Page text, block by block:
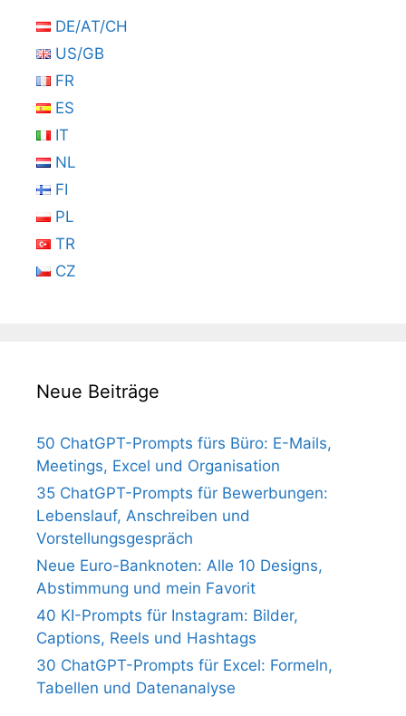
DE/AT/CH
US/GB
FR
ES
IT
NL
FI
PL
TR
CZ
Neue Beiträge
50 ChatGPT-Prompts fürs Büro: E-Mails,
Meetings, Excel und Organisation
35 ChatGPT-Prompts für Bewerbungen:
Lebenslauf, Anschreiben und
Vorstellungsgespräch
Neue Euro-Banknoten: Alle 10 Designs,
Abstimmung und mein Favorit
40 KI-Prompts für Instagram: Bilder,
Captions, Reels und Hashtags
30 ChatGPT-Prompts für Excel: Formeln,
Tabellen und Datenanalyse